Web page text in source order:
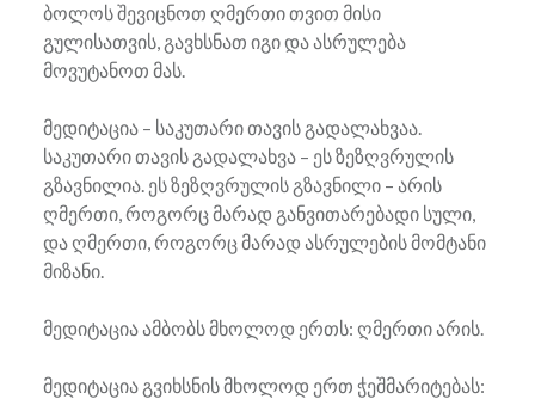
ბოლოს შევიცნოთ ღმერთი თვით მისი
გულისათვის, გავხსნათ იგი და ასრულება
მოვუტანოთ მას.
მედიტაცია – საკუთარი თავის გადალახვაა.
საკუთარი თავის გადალახვა – ეს ზეზღვრულის
გზავნილია. ეს ზეზღვრულის გზავნილი – არის
ღმერთი, როგორც მარად განვითარებადი სული,
და ღმერთი, როგორც მარად ასრულების მომტანი
მიზანი.
მედიტაცია ამბობს მხოლოდ ერთს: ღმერთი არის.
მედიტაცია გვიხსნის მხოლოდ ერთ ჭეშმარიტებას: